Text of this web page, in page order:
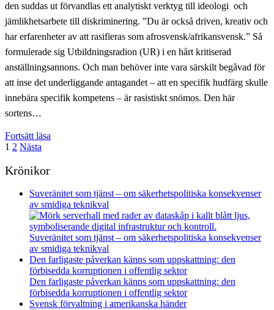
den suddas ut förvandlas ett analytiskt verktyg till ideologi och
jämlikhetsarbete till diskriminering. ”Du är också driven, kreativ och
har erfarenheter av att rasifieras som afrosvensk/afrikansvensk.” Så
formulerade sig Utbildningsradion (UR) i en hårt kritiserad
anställningsannons. Och man behöver inte vara särskilt begåvad för
att inse det underliggande antagandet – att en specifik hudfärg skulle
innebära specifik kompetens – är rasistiskt snömos. Den här
sortens…
Fortsätt läsa
händerna
på
okunniga
idealister
Sidnumrering
för
1 2 Nästa
Krönikor
Suveränitet som tjänst – om säkerhetspolitiska konsekvenser
av smidiga teknikval
Suveränitet som tjänst – om säkerhetspolitiska konsekvenser
av smidiga teknikval
Den farligaste påverkan känns som uppskattning: den
förbisedda korruptionen i offentlig sektor
Den farligaste påverkan känns som uppskattning: den
förbisedda korruptionen i offentlig sektor
Svensk förvaltning i amerikanska händer